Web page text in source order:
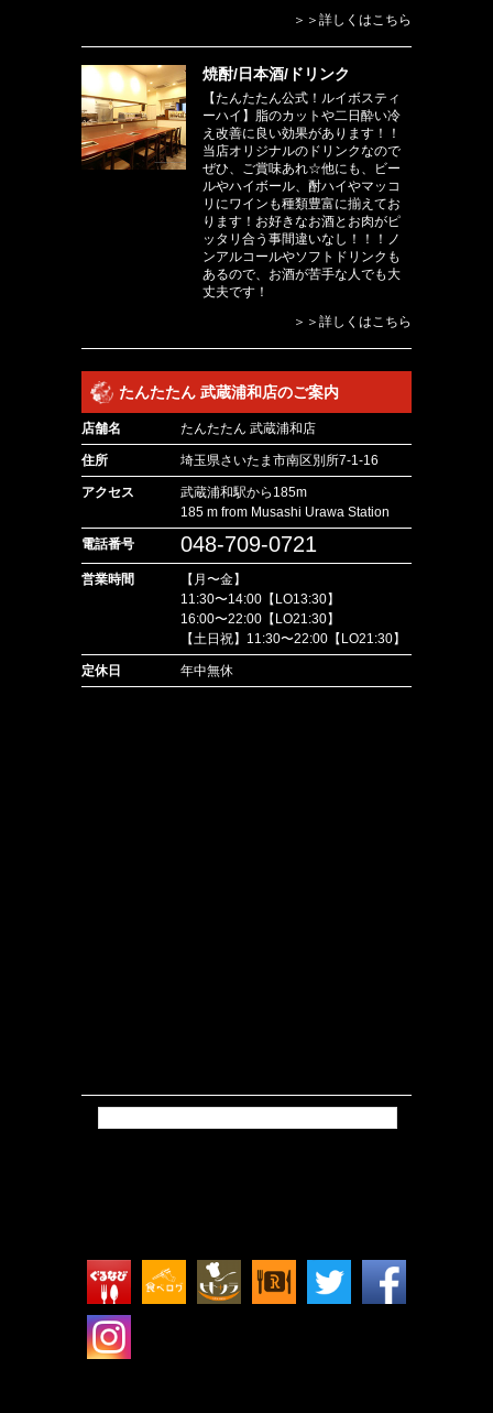
＞＞詳しくはこちら
焼酎/日本酒/ドリンク
【たんたたん公式！ルイボスティ
ーハイ】脂のカットや二日酔い冷
え改善に良い効果があります！！
当店オリジナルのドリンクなので
ぜひ、ご賞味あれ☆他にも、ビー
ルやハイボール、酎ハイやマッコ
リにワインも種類豊富に揃えてお
ります！お好きなお酒とお肉がピ
ッタリ合う事間違いなし！！！ノ
ンアルコールやソフトドリンクも
あるので、お酒が苦手な人でも大
丈夫です！
＞＞詳しくはこちら
たんたたん 武蔵浦和店のご案内
店舗名 たんたたん 武蔵浦和店
住所 埼玉県さいたま市南区別所7-1-16
アクセス
武蔵浦和駅から185m
185 m from Musashi Urawa Station
電話番号 048-709-0721
営業時間
【月〜金】
11:30〜14:00【LO13:30】
16:00〜22:00【LO21:30】
【土日祝】11:30〜22:00【LO21:30】
定休日 年中無休